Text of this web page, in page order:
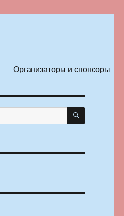
Организаторы и спонсоры
ПОИСК